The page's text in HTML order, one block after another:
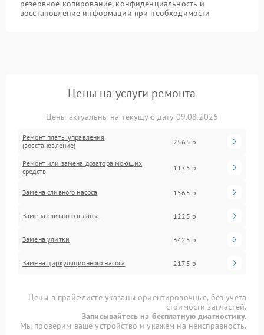
резервное копирование, конфиденциальность и
восстановление информации при необходимости
Цены на услуги ремонта
Цены актуальны на текущую дату 09.08.2026
Ремонт платы управления
(восстановление)
2565 р
Ремонт или замена дозатора моющих
средств
1175 р
Замена сливного насоса 1565 р
Замена сливного шланга 1225 р
Замена улитки 3425 р
Замена циркуляционного насоса 2175 р
Цены в прайс-листе указаны ориентировочные, без учета
стоимости запчастей.
Записывайтесь на бесплатную диагностику.
Мы проверим ваше устройство и укажем на неисправность.